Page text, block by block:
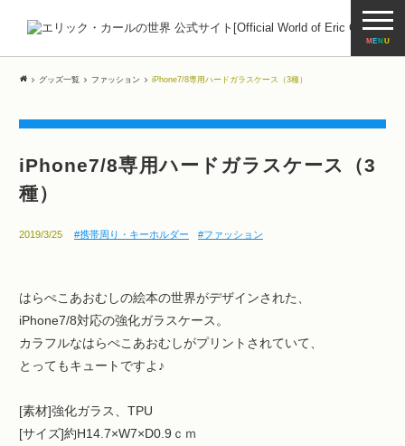
M E N U
グッズ一覧 ファッション iPhone7/8専用ハードガラスケース（3種）
iPhone7/8専用ハードガラスケース（3
種）
2019/3/25 携帯周り・キーホルダー ファッション
はらぺこあおむしの絵本の世界がデザインされた、
iPhone7/8対応の強化ガラスケース。
カラフルなはらぺこあおむしがプリントされていて、
とってもキュートですよ♪
[素材]強化ガラス、TPU
[サイズ]約H14.7×W7×D0.9ｃｍ